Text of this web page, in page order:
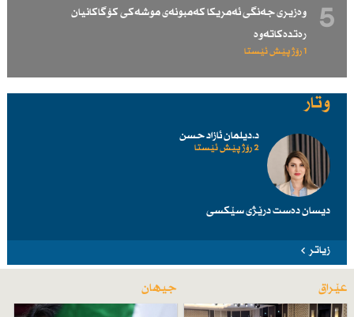
5
وەزیری جەنگی ئەمریكا كەمبونەی موشەكی كۆگاكانیان
رەتدەكاتەوە
1 رۆژ پێش ئێستا
وتار
د.دیلمان ئازاد حسن
2 رۆژ پێش ئێستا
دیسان دەست درێژی سێكسی
زیاتر
عێراق جیهان